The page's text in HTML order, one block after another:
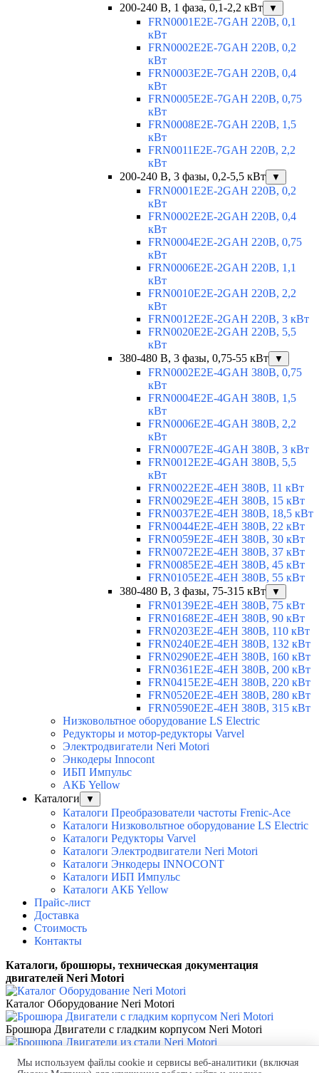
200-240 В, 1 фаза, 0,1-2,2 кВт ▼
FRN0001E2E-7GAH 220В, 0,1
кВт
FRN0002E2E-7GAH 220В, 0,2
кВт
FRN0003E2E-7GAH 220В, 0,4
кВт
FRN0005E2E-7GAH 220В, 0,75
кВт
FRN0008E2E-7GAH 220В, 1,5
кВт
FRN0011E2E-7GAH 220В, 2,2
кВт
200-240 В, 3 фазы, 0,2-5,5 кВт
▼
FRN0001E2E-2GAH 220В, 0,2
кВт
FRN0002E2E-2GAH 220В, 0,4
кВт
FRN0004E2E-2GAH 220В, 0,75
кВт
FRN0006E2E-2GAH 220В, 1,1
кВт
FRN0010E2E-2GAH 220В, 2,2
кВт
FRN0012E2E-2GAH 220В, 3 кВт
FRN0020E2E-2GAH 220В, 5,5
кВт
380-480 В, 3 фазы, 0,75-55 кВт
▼
FRN0002E2E-4GAH 380В, 0,75
кВт
FRN0004E2E-4GAH 380В, 1,5
кВт
FRN0006E2E-4GAH 380В, 2,2
кВт
FRN0007E2E-4GAH 380В, 3 кВт
FRN0012E2E-4GAH 380В, 5,5
кВт
FRN0022E2E-4EH 380В, 11 кВт
FRN0029E2E-4EH 380В, 15 кВт
FRN0037E2E-4EH 380В, 18,5 кВт
FRN0044E2E-4EH 380В, 22 кВт
FRN0059E2E-4EH 380В, 30 кВт
FRN0072E2E-4EH 380В, 37 кВт
FRN0085E2E-4EH 380В, 45 кВт
FRN0105E2E-4EH 380В, 55 кВт
380-480 В, 3 фазы, 75-315 кВт
▼
FRN0139E2E-4EH 380В, 75 кВт
FRN0168E2E-4EH 380В, 90 кВт
FRN0203E2E-4EH 380В, 110 кВт
FRN0240E2E-4EH 380В, 132 кВт
FRN0290E2E-4EH 380В, 160 кВт
FRN0361E2E-4EH 380В, 200 кВт
FRN0415E2E-4EH 380В, 220 кВт
FRN0520E2E-4EH 380В, 280 кВт
FRN0590E2E-4EH 380В, 315 кВт
Низковольтное оборудование LS Electric
Редукторы и мотор-редукторы Varvel
Электродвигатели Neri Motori
Энкодеры Innocont
ИБП Импульс
АКБ Yellow
Каталоги
▼
Каталоги Преобразователи частоты Frenic-Ace
Каталоги Низковольтное оборудование LS Electric
Каталоги Редукторы Varvel
Каталоги Электродвигатели Neri Motori
Каталоги Энкодеры INNOCONT
Каталоги ИБП Импульс
Каталоги АКБ Yellow
Прайс-лист
Доставка
Стоимость
Контакты
Каталоги, брошюры, техническая документация
двигателей Neri Motori
Каталог Оборудование Neri Motori
Брошюра Двигатели с гладким корпусом Neri Motori
Мы используем файлы cookie и сервисы веб-аналитики (включая